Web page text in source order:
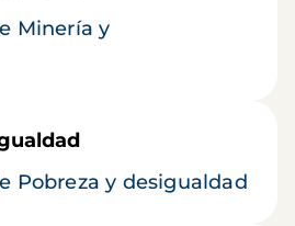
Minería y
Pobreza y desigualdad